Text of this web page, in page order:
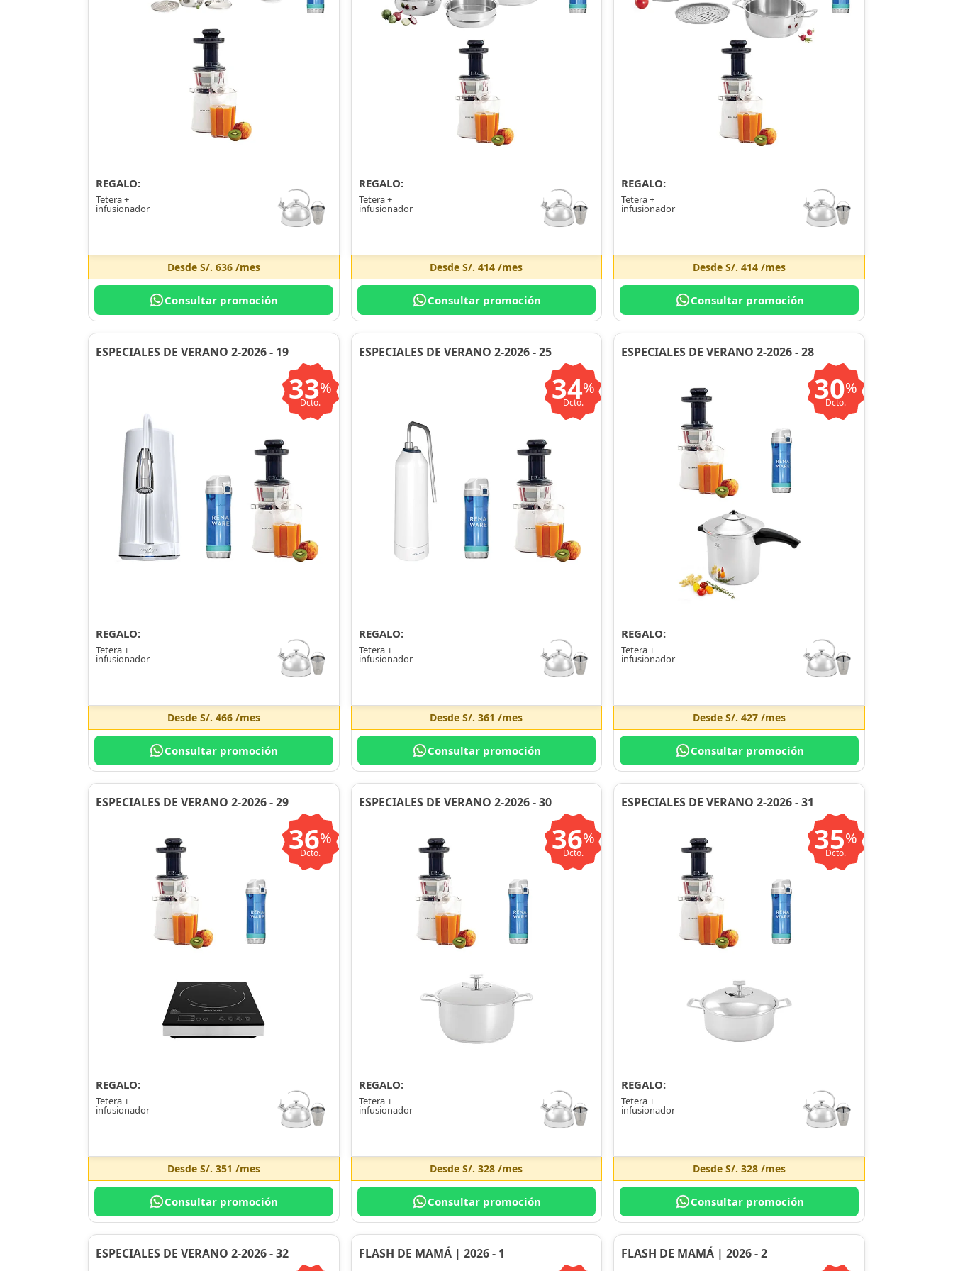
REGALO:
Tetera +
infusionador
Desde S/. 636/mes
Consultar promoción
REGALO:
Tetera +
infusionador
DesdeS/. 414 /mes
Consultar promoción
REGALO:
Tetera +
infusionador
DesdeS/. 414 /mes
Consultar promoción
ESPECIALES DE VERANO 2-2026 - 19
33%
Dcto.
REGALO:
Tetera +
infusionador
Desde S/. 466/mes
Consultar promoción
ESPECIALES DE VERANO 2-2026 - 25
34%
Dcto.
REGALO:
Tetera +
infusionador
DesdeS/. 361 /mes
Consultar promoción
ESPECIALES DE VERANO 2-2026 - 28
30%
Dcto.
REGALO:
Tetera +
infusionador
DesdeS/. 427 /mes
Consultar promoción
ESPECIALES DE VERANO 2-2026 - 29
36%
Dcto.
REGALO:
Tetera +
infusionador
Desde S/. 351 /mes
Consultar promoción
ESPECIALES DE VERANO 2-2026 - 30
36%
Dcto.
REGALO:
Tetera +
infusionador
DesdeS/. 328 /mes
Consultar promoción
ESPECIALES DE VERANO 2-2026 - 31
35%
Dcto.
REGALO:
Tetera +
infusionador
DesdeS/. 328 /mes
Consultar promoción
ESPECIALES DE VERANO 2-2026 - 32 FLASH DE MAMÁ | 2026 - 1 FLASH DE MAMÁ | 2026 - 2